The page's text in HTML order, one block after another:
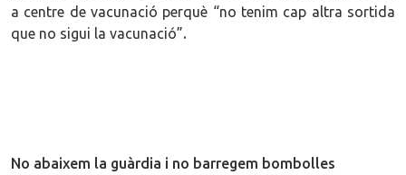
a centre de vacunació perquè “no tenim cap altra sortida
que no sigui la vacunació”.
No abaixem la guàrdia i no barregem bombolles